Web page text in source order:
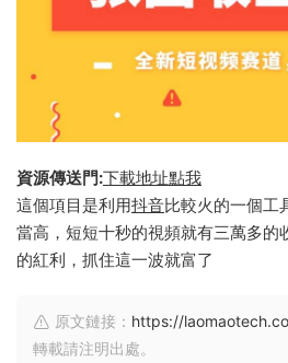
資源傳送門:下載地址點我
這個項目是利用抖音比較火的一個工
當高，短短十秒的視頻就有三萬多的
的紅利，抓住這一波就富了
原文鏈接： https://
轉載請注明出處。